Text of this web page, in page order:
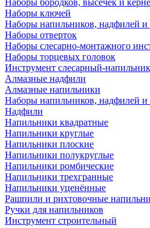
Наборы бородков, высечек и
Наборы ключей
Наборы напильников, надфилей
Наборы отверток
Наборы слесарно-монтажного
Наборы торцевых головок
Инструмент слесарный-
Алмазные надфили
Алмазные напильники
Наборы напильников, надфилей
Надфили
Напильники квадратные
Напильники круглые
Напильники плоские
Напильники полукруглые
Напильники ромбические
Напильники трехгранные
Напильники уценённые
Рашпили и рихтовочные
Ручки для напильников
Инструмент строительный